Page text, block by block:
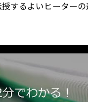
するよいヒーター